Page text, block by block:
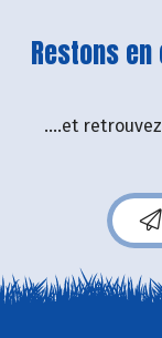
Restons
....et